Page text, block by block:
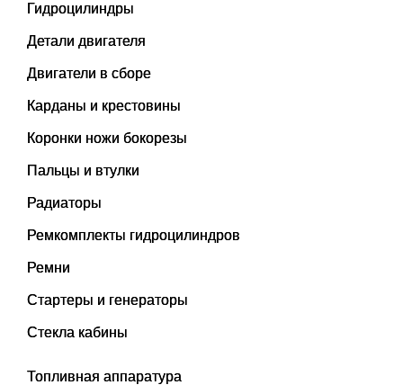
Гидроцилиндры
Детали двигателя
Двигатели в сборе
Карданы и крестовины
Коронки ножи бокорезы
Пальцы и втулки
Радиаторы
Ремкомплекты гидроцилиндров
Ремни
Стартеры и генераторы
Стекла кабины
Топливная аппаратура